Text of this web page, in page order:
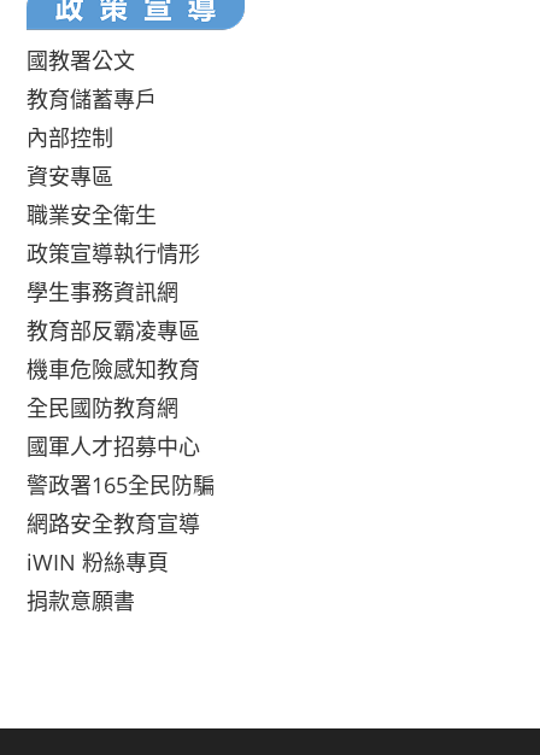
國教署公文
教育儲蓄專戶
內部控制
資安專區
職業安全衛生
政策宣導執行情形
學生事務資訊網
教育部反霸凌專區
機車危險感知教育
全民國防教育網
國軍人才招募中心
警政署165全民防騙
網路安全教育宣導
iWIN 粉絲專頁
捐款意願書